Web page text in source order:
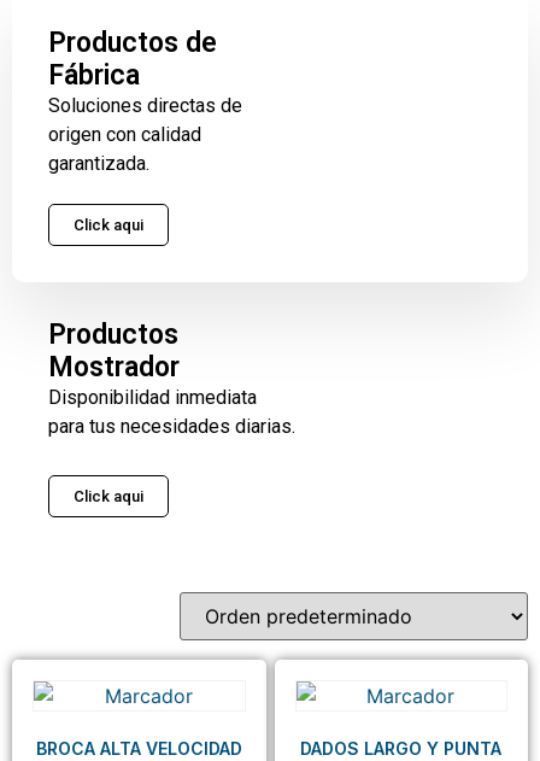
Productos de
Fábrica
Soluciones directas de
origen con calidad
garantizada.
Click aqui
Productos
Mostrador
Disponibilidad inmediata
para tus necesidades diarias.
Click aqui
BROCA ALTA VELOCIDAD DADOS LARGO Y PUNTA